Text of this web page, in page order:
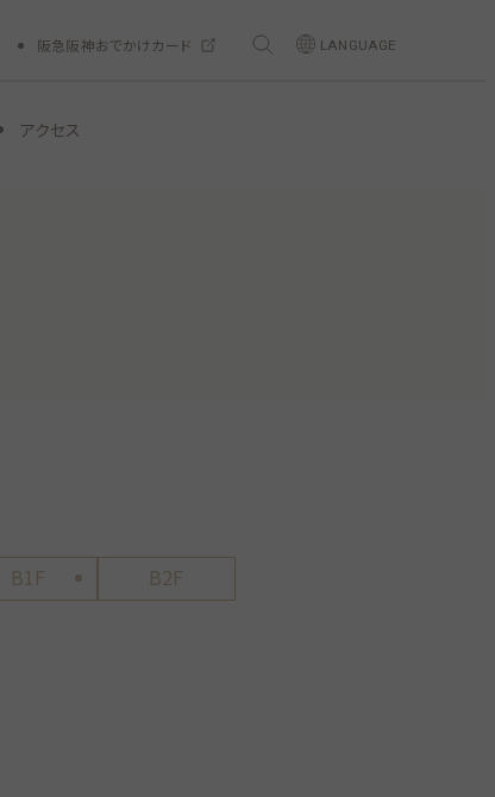
阪急阪神おでかけカード LANGUAGE
アクセス
B1F B2F